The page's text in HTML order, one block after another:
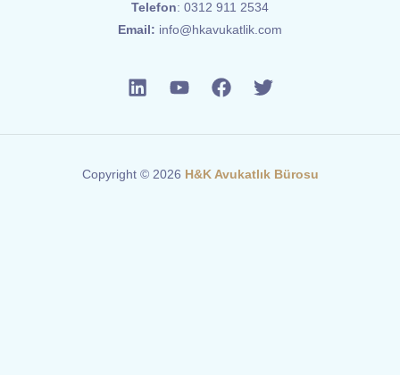
Telefon: 0312 911 2534
Email: info@hkavukatlik.com
Copyright © 2026 H&K Avukatlık Bürosu